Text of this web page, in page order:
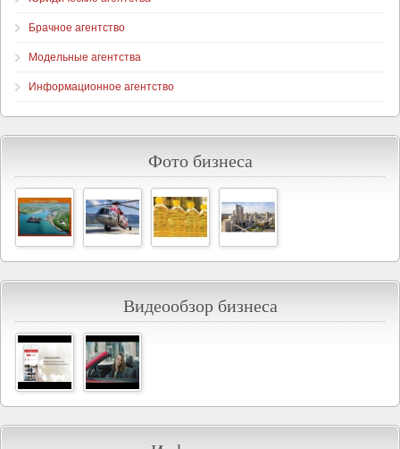
Брачное агентство
Модельные агентства
Информационное агентство
Фото бизнеса
Видеообзор бизнеса